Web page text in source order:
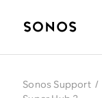
Sonos Support /